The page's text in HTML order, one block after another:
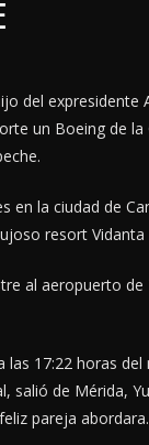
del expresidente
un Boeing de la
en la ciudad de
resort
al aeropuerto de
17:22 horas
salió de Mérida,
pareja abordara.